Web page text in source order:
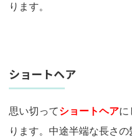
ります。
ショートヘア
思い切ってショートヘアに
ります。中途半端な長さの